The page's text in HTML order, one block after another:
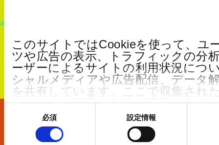
このサイトではCookieを使って、ユ
ツや広告の表示、トラフィックの分
ーザーによるサイトの利用状況につ
シャルメディアや広告配信、データ
を共有しています。ここで収集され
ートナーに提供した他の情報や各パ
した際に収集された情報と組み合わ
て使用されることがあります。
クッキーポリシーは
こちら
同
必須 設定情報